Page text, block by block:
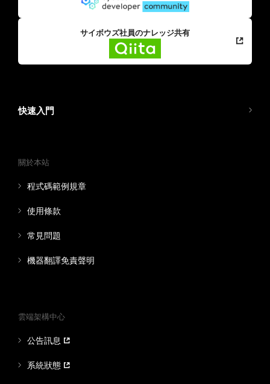
サイボウズ社員のナレッジ共有
快速入門
關於本站
程式碼範例規章
使用條款
常見問題
機器翻譯免責聲明
雲端架構中心
公告訊息
系統狀態